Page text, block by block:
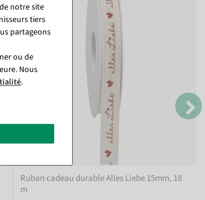
Ruban cadeau durable Alles Liebe 15mm, 18
m
notre site
tiers
partageons
ou de
Nous
.